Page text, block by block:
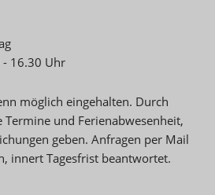
16.30 Uhr
möglich eingehalten. Durch
Termine und Ferienabwesenheit,
geben. Anfragen per Mail
innert Tagesfrist beantwortet.